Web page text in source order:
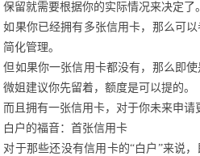
保留就需要根据你的实际情况来决定了。
如果你已经拥有多张信用卡，那么可
简化管理。
但如果你一张信用卡都没有，那么即
微姐建议你先留着，额度是可以提的。
而且拥有一张信用卡，对于你未来申请
白户的福音：首张信用卡
对于那些还没有信用卡的“白户”来说